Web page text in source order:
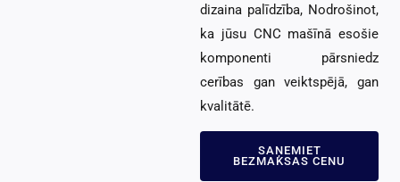
dizaina palīdzība, Nodrošinot,
ka jūsu CNC mašīnā esošie
komponenti pārsniedz
cerības gan veiktspējā, gan
kvalitātē.
SAŅEMIET
BEZMAKSAS CENU